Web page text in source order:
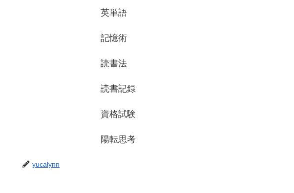
yucalynn
英単語
記憶術
読書法
読書記録
資格試験
陽転思考